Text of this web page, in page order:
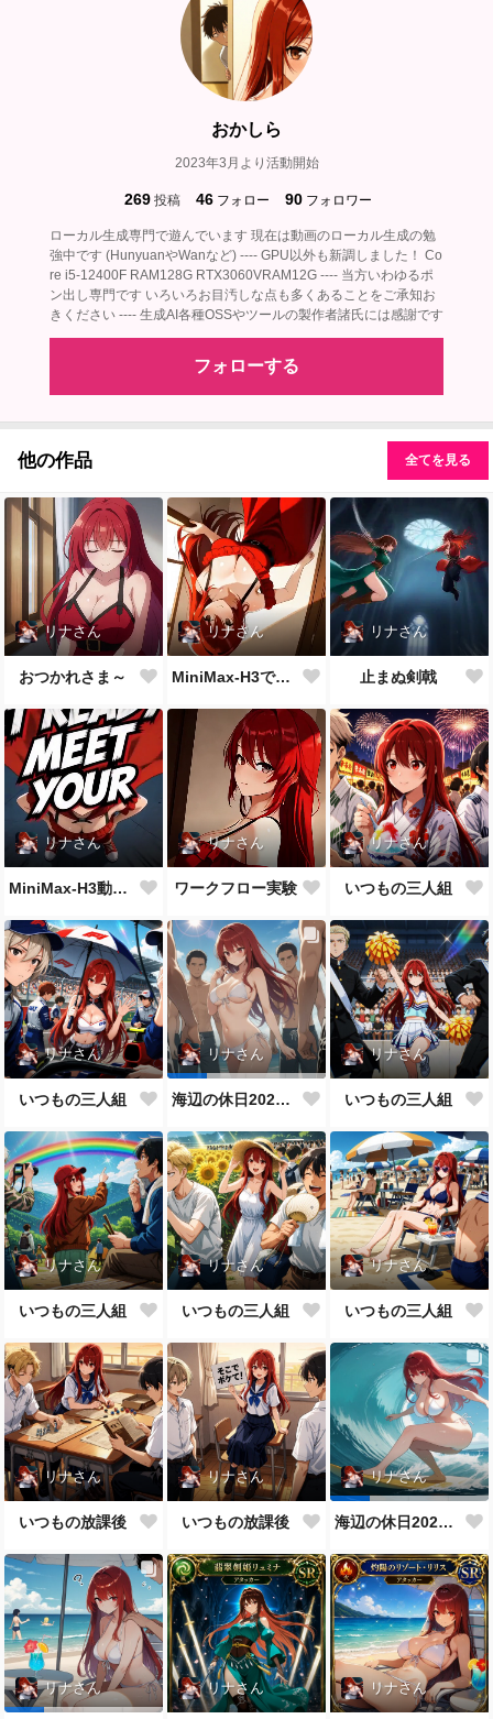
おかしら
2023年3月より活動開始
269 投稿 46 フォロー 90 フォロワー
ローカル生成専門で遊んでいます 現在は動画のローカル生成の勉
強中です (HunyuanやWanなど) ---- GPU以外も新調しました！ Co
re i5-12400F RAM128G RTX3060VRAM12G ---- 当方いわゆるポ
ン出し専門です いろいろお目汚しな点も多くあることをご承知お
きください ---- 生成AI各種OSSやツールの製作者諸氏には感謝です
フォローする
他の作品 全てを見る
リナさん
おつかれさま～
リナさん
MiniMax-H3で過去のプロンプトを使ってみる
リナさん
止まぬ剣戟
リナさん
MiniMax-H3動作試験とか
リナさん
ワークフロー実験
リナさん
いつもの三人組
リナさん
いつもの三人組
リナさん
海辺の休日2026 その４
リナさん
いつもの三人組
リナさん
いつもの三人組
リナさん
いつもの三人組
リナさん
いつもの三人組
リナさん
いつもの放課後
リナさん
いつもの放課後
リナさん
海辺の休日2026 その３
リナさん リナさん リナさん